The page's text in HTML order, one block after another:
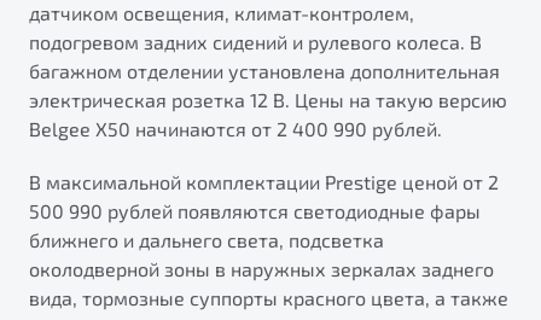
датчиком освещения, климат-контролем,
подогревом задних сидений и рулевого колеса. В
багажном отделении установлена дополнительная
электрическая розетка 12 В. Цены на такую версию
Belgee X50 начинаются от 2 400 990 рублей.
В максимальной комплектации Prestige ценой от 2
500 990 рублей появляются светодиодные фары
ближнего и дальнего света, подсветка
околодверной зоны в наружных зеркалах заднего
вида, тормозные суппорты красного цвета, а также